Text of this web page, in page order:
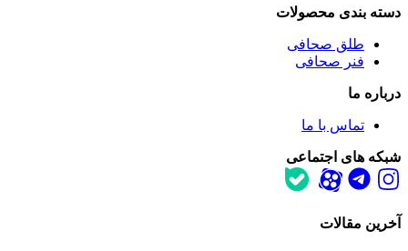
دسته بندی محصولات
طلق صحافی
فنر صحافی
درباره ما
تماس با ما
شبکه های اجتماعی
آخرین مقالات